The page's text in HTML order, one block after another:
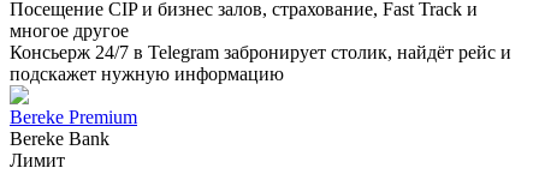
Посещение CIP и бизнес залов, страхование, Fast Track и
многое другое
Консьерж 24/7 в Telegram забронирует столик, найдёт рейс и
подскажет нужную информацию
Bereke Premium
Bereke Bank
Лимит